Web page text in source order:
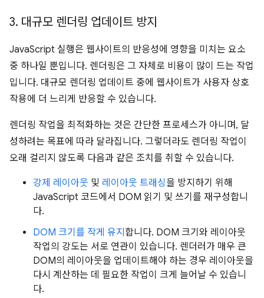
3. 대규모 렌더링 업데이트 방지
JavaScript 실행은 웹사이트의 반응성에 영향을 미치는 요소
중 하나일 뿐입니다. 렌더링은 그 자체로 비용이 많이 드는 작업
입니다. 대규모 렌더링 업데이트 중에 웹사이트가 사용자 상호
작용에 더 느리게 반응할 수 있습니다.
렌더링 작업을 최적화하는 것은 간단한 프로세스가 아니며, 달
성하려는 목표에 따라 달라집니다. 그렇더라도 렌더링 작업이
오래 걸리지 않도록 다음과 같은 조치를 취할 수 있습니다.
강제 레이아웃 및 레이아웃 트래싱을 방지하기 위해
JavaScript 코드에서 DOM 읽기 및 쓰기를 재구성합니
다.
DOM 크기를 작게 유지 합니다. DOM 크기와 레이아웃
작업의 강도는 서로 연관이 있습니다. 렌더러가 매우 큰
DOM의 레이아웃을 업데이트해야 하는 경우 레이아웃을
다시 계산하는 데 필요한 작업이 크게 늘어날 수 있습니
다.